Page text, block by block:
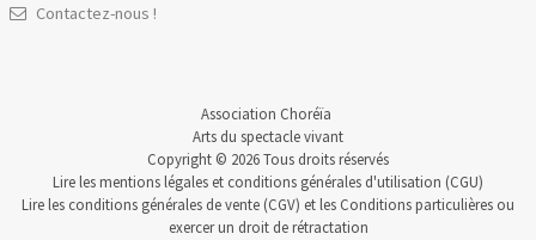
Contactez-nous !
Association Choréïa
Arts du spectacle vivant
Copyright © 2026 Tous droits réservés
Lire lesmentions légales et conditions générales d'utilisation (CGU)
Lire les conditions générales de vente (CGV) et les Conditions particulières ou
exercer un droit de rétractation